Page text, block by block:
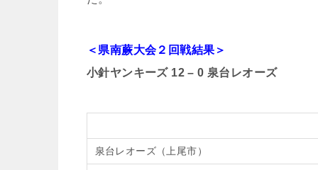
＜県南蕨大会２回戦結果＞
小針ヤンキーズ 12 – 0 泉台レオーズ
泉台レオーズ（上尾市）